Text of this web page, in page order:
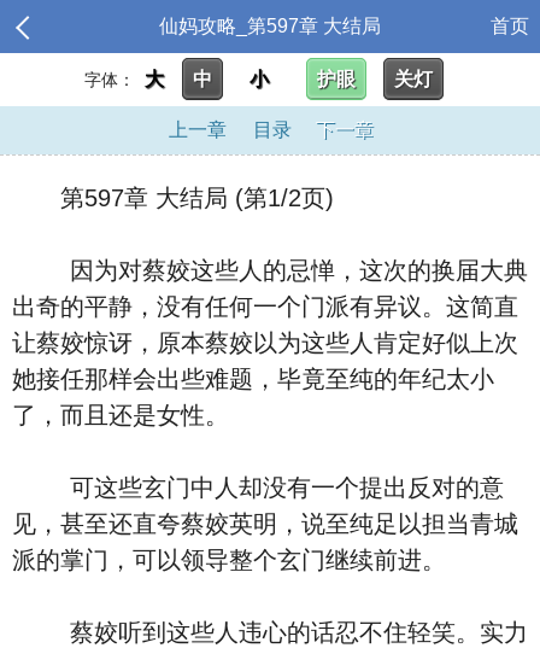
仙妈攻略_第597章 大结局 首页
字体： 大 中 小 护眼 关灯
上一章 目录 下一章
第597章 大结局 (第1/2页)
因为对蔡姣这些人的忌惮，这次的换届大典
出奇的平静，没有任何一个门派有异议。这简直
让蔡姣惊讶，原本蔡姣以为这些人肯定好似上次
她接任那样会出些难题，毕竟至纯的年纪太小
了，而且还是女性。
可这些玄门中人却没有一个提出反对的意
见，甚至还直夸蔡姣英明，说至纯足以担当青城
派的掌门，可以领导整个玄门继续前进。
蔡姣听到这些人违心的话忍不住轻笑。实力